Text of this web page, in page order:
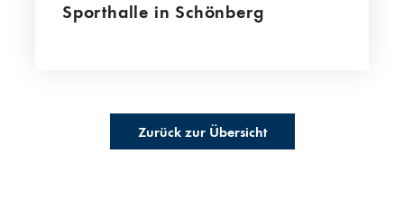
Sporthalle in Schönberg
Zurück zur Übersicht